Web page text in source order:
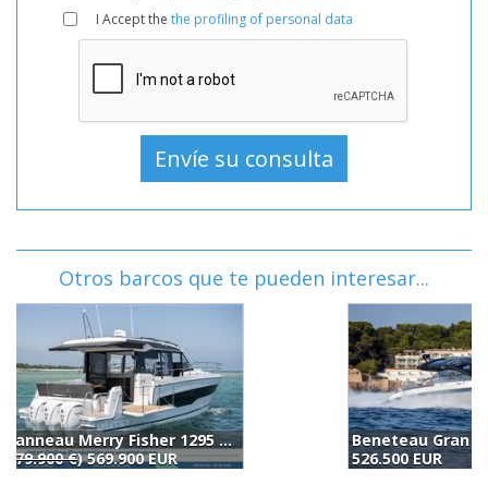
I Accept the the profiling of personal data
Otros barcos que te pueden interesar...
Beneteau Gran Turismo 40 Ib (2026)
526.500 EUR